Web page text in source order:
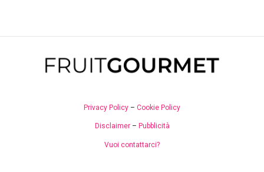
Privacy Policy – Cookie Policy
Disclaimer– Pubblicità
Vuoi contattarci?